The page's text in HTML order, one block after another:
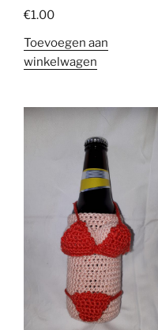
€1.00
Toevoegen aan
winkelwagen